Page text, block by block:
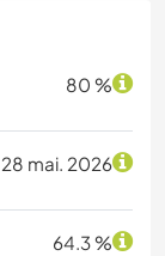
80 %
28 mai. 2026
64.3 %